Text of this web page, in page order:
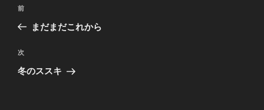
ビ
ゲ
前
の
稿
前
まだまだこれから
次
の
次
冬のススキ